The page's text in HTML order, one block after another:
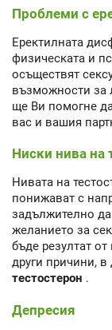
Проблеми с
Еректилната
физическата и
осъществят
възможности за
ще Ви помогне
вас и вашия
Ниски нива на
Нивата на
понижават с
задължително
желанието за
бъде резултат
други причини,
тестостерон .
Депресия